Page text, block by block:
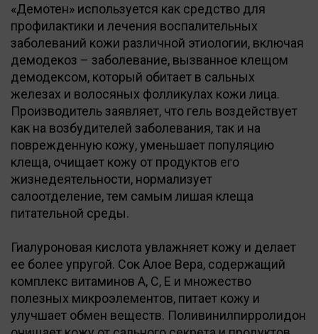
«Демотен» используется как средство для
профилактики и лечения воспалительных
заболеваний кожи различной этиологии, включая
демодекоз – заболевание, вызванное клещом
демодексом, который обитает в сальных
железах и волосяных фолликулах кожи лица.
Производитель заявляет, что гель воздействует
как на возбудителей заболевания, так и на
поврежденную кожу, уменьшает популяцию
клеща, очищает кожу от продуктов его
жизнедеятельности, нормализует
салоотделение, тем самым лишая клеща
питательной среды.
Гиалуроновая кислота увлажняет кожу и делает
ее более упругой. Сок Алое Вера, содержащий
комплекс витаминов А, С, Е и множество
полезных микроэлементов, питает кожу и
улучшает обмен веществ. Поливинилпирролидон